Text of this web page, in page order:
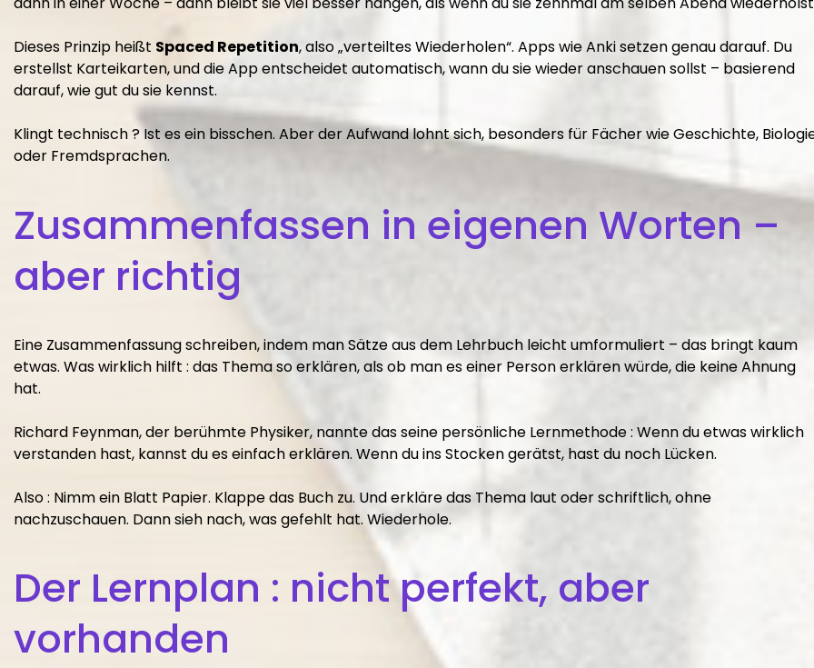
Dieses Prinzip heißt Spaced Repetition, also „verteiltes Wiederholen“. Apps wie Anki setzen genau darauf. Du
erstellst Karteikarten, und die App entscheidet automatisch, wann du sie wieder anschauen sollst – basierend
darauf, wie gut du sie kennst.
Klingt technisch ? Ist es ein bisschen. Aber der Aufwand lohnt sich, besonders für Fächer wie Geschichte,
oder Fremdsprachen.
Zusammenfassen in eigenen Worten –
aber richtig
Eine Zusammenfassung schreiben, indem man Sätze aus dem Lehrbuch leicht umformuliert – das bringt kaum
etwas. Was wirklich hilft : das Thema so erklären, als ob man es einer Person erklären würde, die keine Ahnung
hat.
Richard Feynman, der berühmte Physiker, nannte das seine persönliche Lernmethode : Wenn du etwas wirklich
verstanden hast, kannst du es einfach erklären. Wenn du ins Stocken gerätst, hast du noch Lücken.
Also : Nimm ein Blatt Papier. Klappe das Buch zu. Und erkläre das Thema laut oder schriftlich, ohne
nachzuschauen. Dann sieh nach, was gefehlt hat. Wiederhole.
Der Lernplan : nicht perfekt, aber
vorhanden